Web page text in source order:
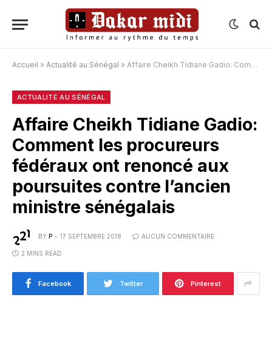
Accueil » Actualité au Sénégal » Affaire Cheikh Tidiane Gadio: Comment les procureurs fédéraux ont renoncé aux poursuites contre l’ancien ministre sénégalais
ACTUALITÉ AU SÉNÉGAL
Affaire Cheikh Tidiane Gadio:
Comment les procureurs
fédéraux ont renoncé aux
poursuites contre l’ancien
ministre sénégalais
BY P 17 SEPTEMBRE 2018 AUCUN COMMENTAIRE
2 MINS READ
Facebook Twitter Pinterest